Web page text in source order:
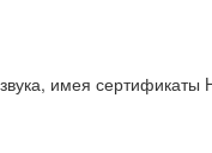
имея